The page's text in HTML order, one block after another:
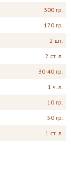
300 гр.
170 гр.
2 шт.
2 ст. л.
30-40 гр.
1 ч. л.
10 гр.
50 гр.
1 ст. л.